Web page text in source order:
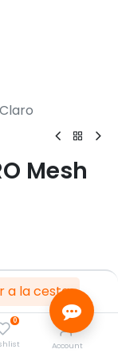
a la cesta
0
Account
Mesh